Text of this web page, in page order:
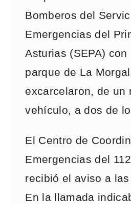
Bomberos del
Emergencias del
Asturias (SEPA)
parque de La
excarcelaron, de un
vehículo, a dos de
El Centro de
Emergencias del
recibió el aviso a
En la llamada